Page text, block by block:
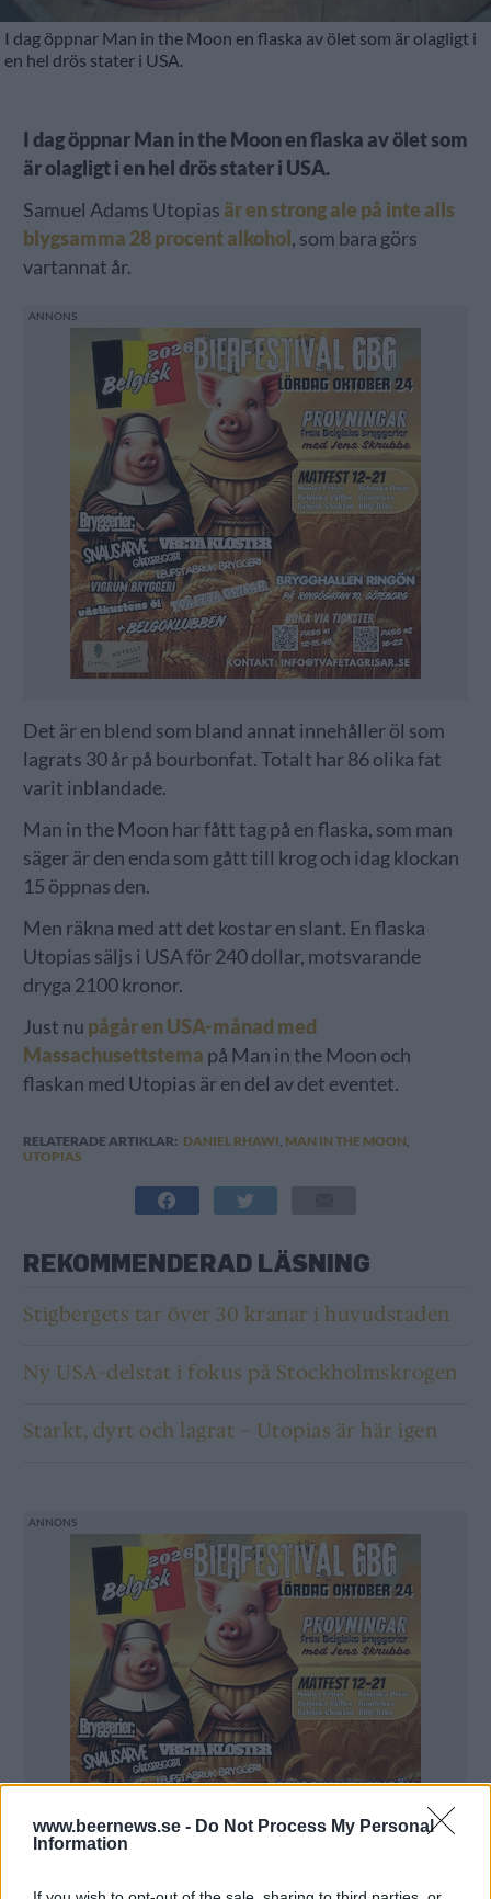
www.beernews.se - Do Not Process My Personal
Information
I dag öppnar Man in the Moon en flaska av ölet som är olagligt i
en hel drös stater i USA.
I dag öppnar Man in the Moon en flaska av ölet som
är olagligt i en hel drös stater i USA.
Samuel Adams Utopias är en strong ale på inte alls
blygsamma 28 procent alkohol, som bara görs
vartannat år.
Det är en blend som bland annat innehåller öl som
lagrats 30 år på bourbonfat. Totalt har 86 olika fat
varit inblandade.
Man in the Moon har fått tag på en flaska, som man
säger är den enda som gått till krog och idag klockan
15 öppnas den.
Men räkna med att det kostar en slant. En flaska
Utopias säljs i USA för 240 dollar, motsvarande
dryga 2100 kronor.
Just nu pågår en USA-månad med
Massachusettstema på Man in the Moon och
flaskan med Utopias är en del av det eventet.
RELATERADE ARTIKLAR: DANIEL RHAWI MAN IN THE MOON
UTOPIAS
REKOMMENDERAD LÄSNING
Stigbergets tar över 30 kranar i huvudstaden
Ny USA-delstat i fokus på Stockholmskrogen
Starkt, dyrt och lagrat – Utopias är här igen